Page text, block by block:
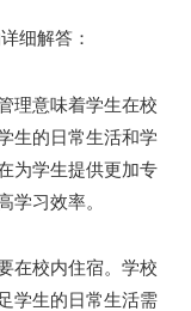
细解答：
理意味着学生在校
生的日常生活和学
为学生提供更加专
习效率。
在校内住宿。学校
学生的日常生活需